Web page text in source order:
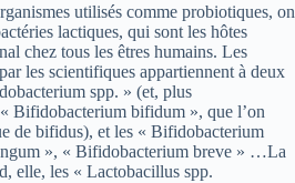
utilisés comme probiotiques, on
lactiques, qui sont les hôtes
chez tous les êtres humains. Les
les scientifiques appartiennent à deux
spp. » (et, plus
Bifidobacterium bifidum », que l’on
de bifidus), et les « Bifidobacterium
», « Bifidobacterium breve » …La
elle, les « Lactobacillus spp.